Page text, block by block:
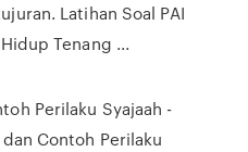
Latihan Soal PAI
Tenang ...
Perilaku Syajaah -
Contoh Perilaku